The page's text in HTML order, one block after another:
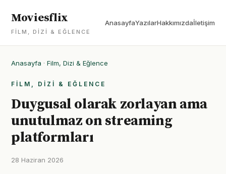
Moviesflix
FILM, DIZI & EĞLENCE
AnasayfaYazılarHakkımızdaİletişim
Anasayfa · Film, Dizi & Eğlence
FILM, DIZI & EĞLENCE
Duygusal olarak zorlayan ama
unutulmaz on streaming
platformları
28 Haziran 2026